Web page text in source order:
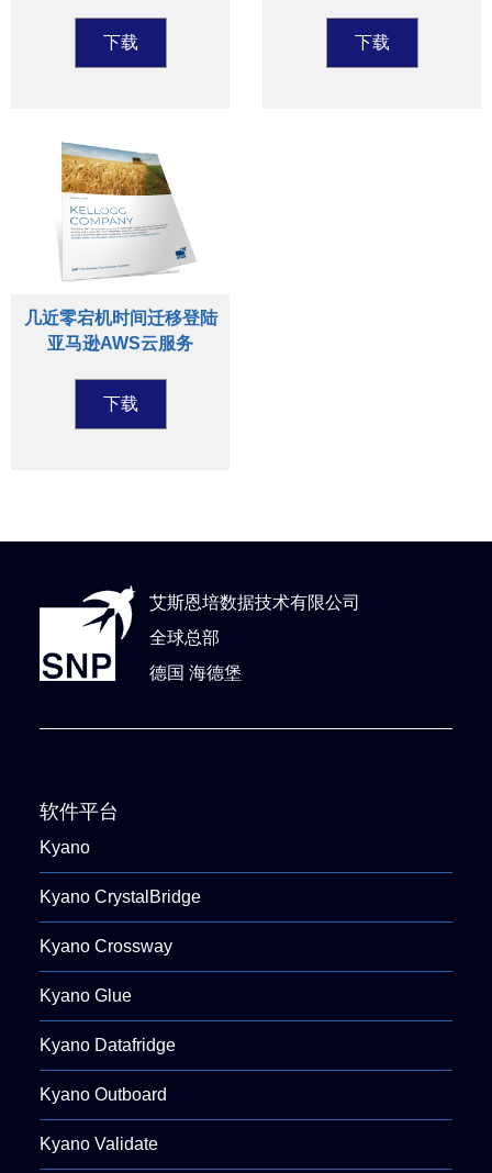
下载 下载
几近零宕机时间迁移登陆
亚马逊AWS云服务
下载
艾斯恩培数据技术有限公司
全球总部
德国 海德堡
软件平台
Kyano
Kyano CrystalBridge
Kyano Crossway
Kyano Glue
Kyano Datafridge
Kyano Outboard
Kyano Validate